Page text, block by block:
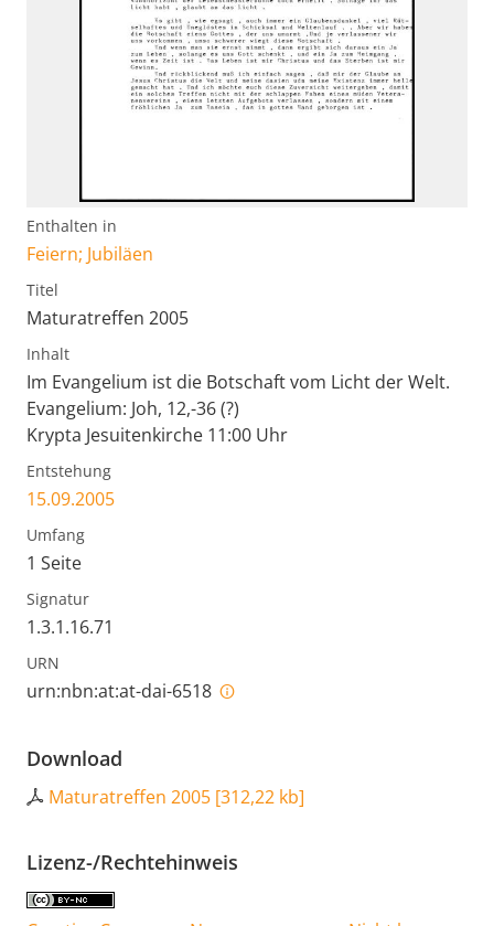
Enthalten in
Feiern; Jubiläen
Titel
Maturatreffen 2005
Inhalt
Im Evangelium ist die Botschaft vom Licht der Welt.
Evangelium: Joh, 12,-36 (?)
Krypta Jesuitenkirche 11:00 Uhr
Entstehung
15.09.2005
Umfang
1 Seite
Signatur
1.3.1.16.71
URN
urn:nbn:at:at-dai-6518
Download
Maturatreffen 2005 [312,22 kb]
Lizenz-/Rechtehinweis